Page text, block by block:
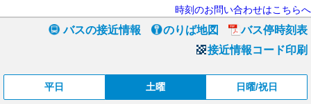
時刻のお問い合わせはこちらへ
バスの接近情報 のりば地図
バス停時刻表
接近情報コード印刷
平日 土曜 日曜/祝日